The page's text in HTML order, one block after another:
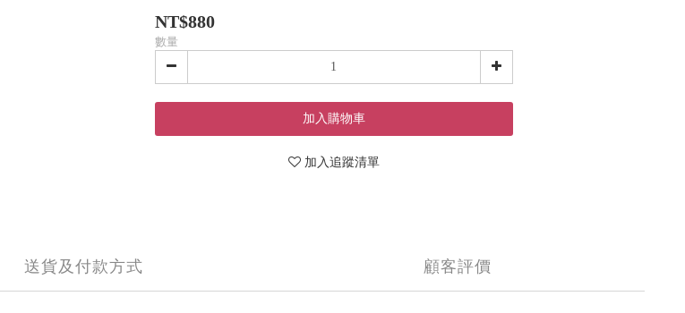
NT$880
數量
加入購物車
加入追蹤清單
送貨及付款方式 顧客評價